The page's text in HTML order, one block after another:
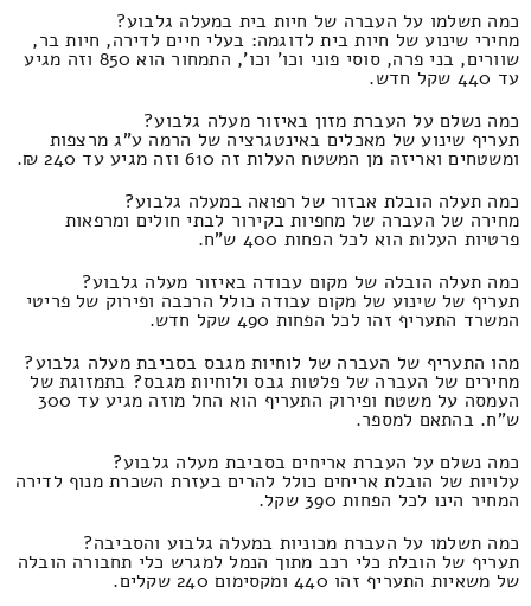
כמה תשלמו על העברה של חיות בית במעלה גלבוע?
מחירי שינוע של חיות בית לדוגמה: בעלי חיים לדירה, חיות בר,
שוורים, בני פרה, סוסי פוני וכו' וכו', התמחור הוא 850 וזה מגיע
עד 440 שקל חדש.
כמה נשלם על העברת מזון באיזור מעלה גלבוע?
תעריף שינוע של מאכלים באינטגרציה של הרמה ע"ג מרצפות
ומשטחים ואריזה מן המשטח העלות זה 610 וזה מגיע עד 240 ₪.
כמה תעלה הובלת אבזור של רפואה במעלה גלבוע?
מחירה של העברה של מחפיות בקירור לבתי חולים ומרפאות
פרטיות העלות הוא לכל הפחות 400 ש"ח.
כמה תעלה הובלה של מקום עבודה באיזור מעלה גלבוע?
תעריף של שינוע של מקום עבודה כולל הרכבה ופירוק של פריטי
המשרד התעריף זהו לכל הפחות 490 שקל חדש.
מהו התעריף של העברה של לוחיות מגבס בסביבת מעלה גלבוע?
מחירים של העברה של פלטות גבס ולוחיות מגבס? בתמזוגת של
העמסה על משטח ופירוק התעריף הוא החל מוזה מגיע עד 300
ש"ח. בהתאם למספר.
כמה נשלם על העברת אריחים בסביבת מעלה גלבוע?
עלויות של הובלת אריחים כולל להרים בעזרת השכרת מנוף לדירה
המחיר הינו לכל הפחות 390 שקל.
כמה תשלמו על העברת מכוניות במעלה גלבוע והסביבה?
תעריף של הובלת כלי רכב מתוך הנמל למגרש כלי תחבורה הובלה
של משאיות התעריף זהו 440 ומקסימום 240 שקלים.